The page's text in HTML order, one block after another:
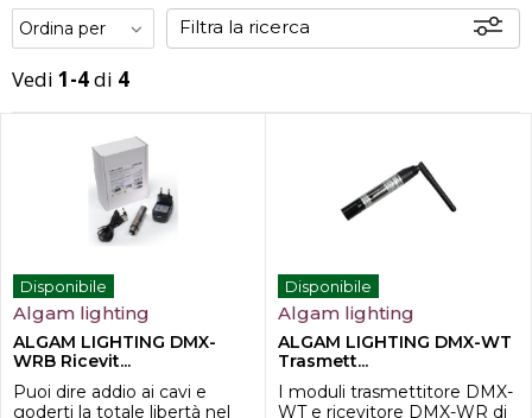
Filtra la ricerca
Vedi 1-4di 4
Disponibile
Algam lighting
ALGAM LIGHTING DMX-
WRB Ricevit...
Puoi dire addio ai cavi e
goderti la totale libertà nel
Disponibile
Algam lighting
ALGAM LIGHTING DMX-WT
Trasmett...
I moduli trasmettitore DMX-
WT e ricevitore DMX-WR di